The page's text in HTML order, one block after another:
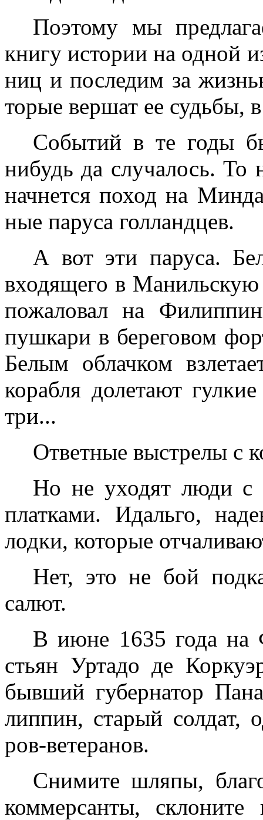
Поэтому мы
книгу истории на одной
ниц и последим за
торые вершат ее судьбы,
Событий в те годы
нибудь да случалось. То
начнется поход на
ные паруса голландцев.
А вот эти паруса.
входящего в
пожаловал на
пушкари в береговом
Белым облачком
корабля долетают
три...
Ответные выстрелы с
Но не уходят люди
платками. Идальго,
лодки, которые
Нет, это не бой
салют.
В июне 1635 года
стьян Уртадо де
бывший губернатор
липпин, старый солдат,
ров-ветеранов.
Снимите шляпы,
коммерсанты,